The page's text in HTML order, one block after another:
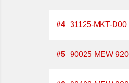
#4 31125-MKT-D00
#5 90025-MEW-920